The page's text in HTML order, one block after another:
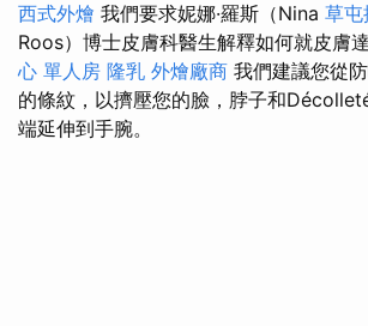
西式外燴 我們要求妮娜·羅斯（Nina 草屯
Roos）博士皮膚科醫生解釋如何就皮膚
心 單人房 隆乳 外燴廠商 我們建議您從
的條紋，以擠壓您的臉，脖子和
端延伸到手腕。